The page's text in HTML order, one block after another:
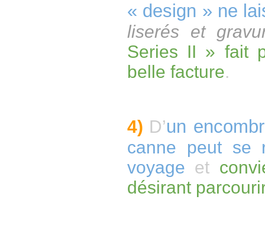
« design » ne
liserés et
Series II » fait
belle facture.
4) D’un
canne peut se
voyage et
désirant